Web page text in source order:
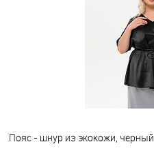
Пояс - шнур из экокожи, черный